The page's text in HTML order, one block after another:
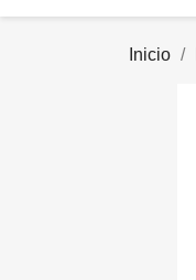
Inicio